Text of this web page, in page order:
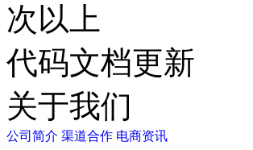
次以上
代码文档更新
关于我们
公司简介 渠道合作 电商资讯